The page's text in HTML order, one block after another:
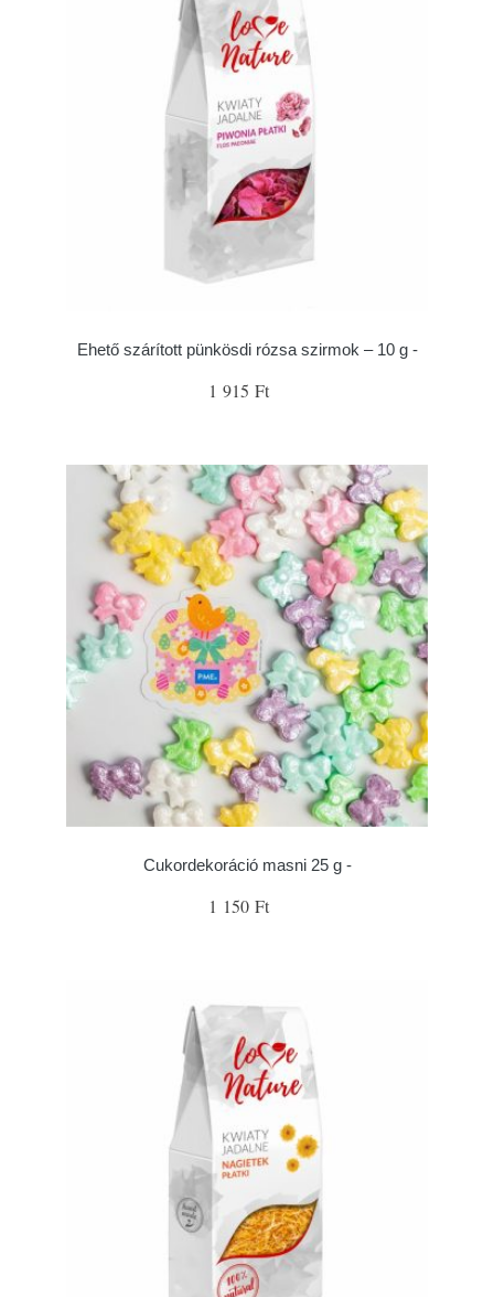
Ehető szárított pünkösdi rózsa szirmok – 10 g -
1 915 Ft
Cukordekoráció masni 25 g -
1 150 Ft